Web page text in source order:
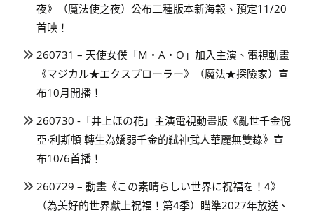
夜》（魔法使之夜）公布二種版本新海報、預定11/20
首映！
260731 – 天使女僕「M・A・O」加入主演、電視動畫
《マジカル★エクスプローラー》（魔法★探險家）宣
布10月開播！
260730 -「井上ほの花」主演電視動畫版《亂世千金倪
亞·利斯頓 轉生為嬌弱千金的弒神武人華麗無雙錄》宣
布10/6首播！
260729 – 動畫《この素晴らしい世界に祝福を！4》
（為美好的世界獻上祝福！第4季）瞄準2027年放送、